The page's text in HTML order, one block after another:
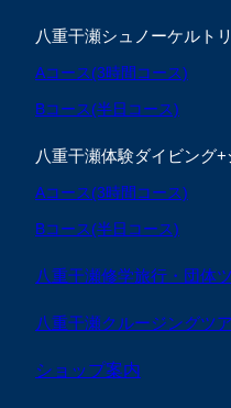
八重干瀬シュノーケルト
Aコース(3時間コース)
Bコース(半日コース)
八重干瀬体験ダイビング
Aコース(3時間コース)
Bコース(半日コース)
八重干瀬修学旅行・団体
八重干瀬クルージングツ
ショップ案内